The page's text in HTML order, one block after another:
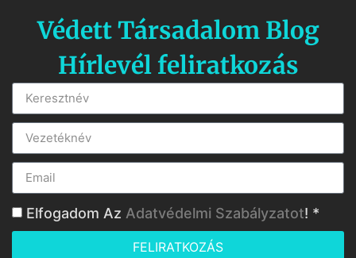
Védett Társadalom Blog
Hírlevél feliratkozás
Elfogadom Az Adatvédelmi Szabályzatot! *
FELIRATKOZÁS